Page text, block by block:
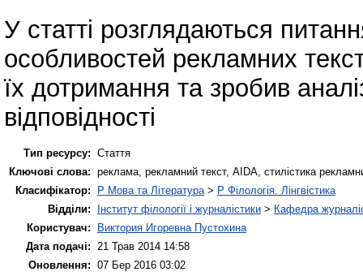
У статті розглядаються
особливостей рекламних
їх дотримання та зробив
відповідності
Тип ресурсу: Стаття
Ключові слова: реклама, рекламний текст, AIDA, стилістика
Класифікатор:
P Мова та Література > P Філологія. Лінгвістика
Відділи:
Інститут філології і журналістики > Кафедра
Користувач:
Виктория Игоревна Пустохина
Дата подачі:
21 Трав 2014 14:58
Оновлення: 07 Бер 2016 03:02